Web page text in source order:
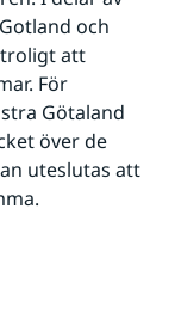
och
troligt att
För
Götaland
över de
uteslutas att